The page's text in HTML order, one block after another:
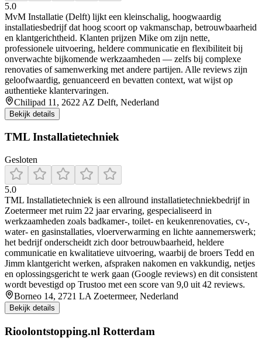
5.0
MvM Installatie (Delft) lijkt een kleinschalig, hoogwaardig
installatiesbedrijf dat hoog scoort op vakmanschap, betrouwbaarheid
en klantgerichtheid. Klanten prijzen Mike om zijn nette,
professionele uitvoering, heldere communicatie en flexibiliteit bij
onverwachte bijkomende werkzaamheden — zelfs bij complexe
renovaties of samenwerking met andere partijen. Alle reviews zijn
geloofwaardig, genuanceerd en bevatten context, wat wijst op
authentieke klantervaringen.
Chilipad 11, 2622 AZ Delft, Nederland
Bekijk details
TML Installatietechniek
Gesloten
5.0
TML Installatietechniek is een allround installatietechniekbedrijf in
Zoetermeer met ruim 22 jaar ervaring, gespecialiseerd in
werkzaamheden zoals badkamer-, toilet- en keukenrenovaties, cv-,
water- en gasinstallaties, vloerverwarming en lichte aannemerswerk;
het bedrijf onderscheidt zich door betrouwbaarheid, heldere
communicatie en kwalitatieve uitvoering, waarbij de broers Tedd en
Jimm klantgericht werken, afspraken nakomen en vakkundig, netjes
en oplossingsgericht te werk gaan (Google reviews) en dit consistent
wordt bevestigd op Trustoo met een score van 9,0 uit 42 reviews.
Borneo 14, 2721 LA Zoetermeer, Nederland
Bekijk details
Rioolontstopping.nl Rotterdam